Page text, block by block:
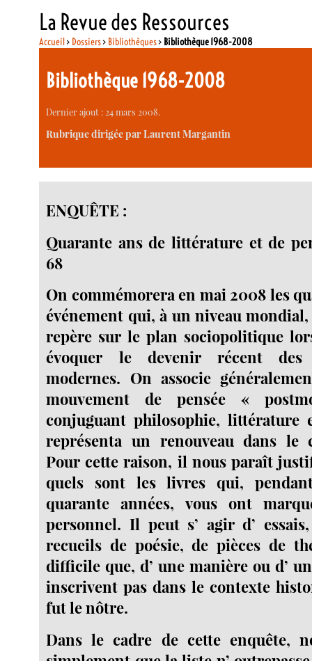
La Revue des Ressources
Accueil> Dossiers> Bibliothèques> Bibliothèque 1968-2008
Bibliothèque 1968-2008
Dernier ajout : 24 mars 2008.
Rubrique dirigée par Laurent Margantin
ENQUÊTE :
Quarante ans de littérature et de
68
On commémorera en mai 2008 les
événement qui, à un niveau
repère sur le plan sociopolitique
évoquer le devenir récent des
modernes. On associe
mouvement de pensée «
conjuguant philosophie, littérature
représenta un renouveau dans le
Pour cette raison, il nous paraît
quels sont les livres qui,
quarante années, vous ont
personnel. Il peut s’ agir d’
recueils de poésie, de pièces de
difficile que, d’ une manière ou d’
inscrivent pas dans le contexte
fut le nôtre.
Dans le cadre de cette enquête,